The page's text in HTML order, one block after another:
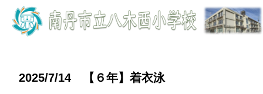
2025/7/14 【６年】着衣泳